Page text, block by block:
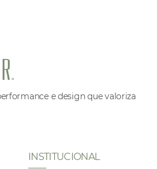
e design que valoriza
INSTITUCIONAL